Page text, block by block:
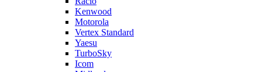
Kenwood
Motorola
Vertex Standard
Yaesu
TurboSky
Icom